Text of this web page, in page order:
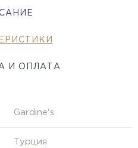
И ОПЛАТА
Gardine's
Турция